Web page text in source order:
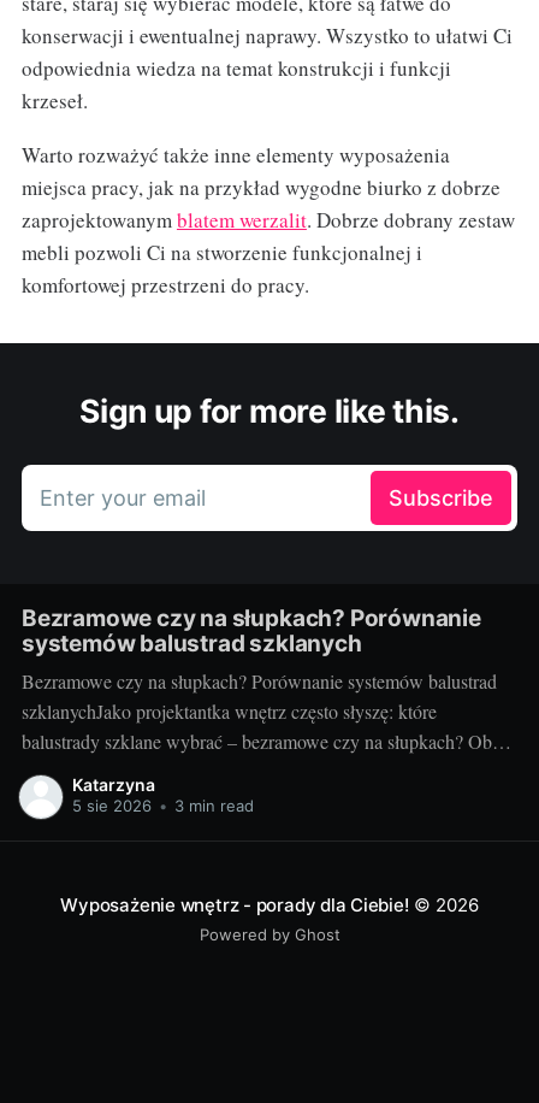
konserwacji i ewentualnej naprawy. Wszystko to ułatwi Ci
odpowiednia wiedza na temat konstrukcji i funkcji
krzeseł.
Warto rozważyć także inne elementy wyposażenia
miejsca pracy, jak na przykład wygodne biurko z dobrze
zaprojektowanym blatem werzalit. Dobrze dobrany zestaw
mebli pozwoli Ci na stworzenie funkcjonalnej i
komfortowej przestrzeni do pracy.
Sign up for more like this.
Enter your email Subscribe
Bezramowe czy na słupkach? Porównanie
systemów balustrad szklanych
Bezramowe czy na słupkach? Porównanie systemów balustrad
szklanychJako projektantka wnętrz często słyszę: które
balustrady szklane wybrać – bezramowe czy na słupkach? Oba
systemy potrafią wyglądać zjawiskowo i podnieść wartość
nieruchomości, ale różnią się konstrukcją, montażem i
Katarzyna
5 sie 2026 • 3 min read
Wyposażenie wnętrz - porady dla Ciebie! © 2026
Powered by Ghost